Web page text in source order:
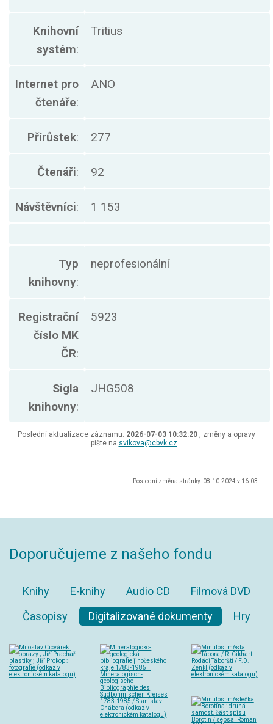
Knihovní
systém:
Tritius
Internet pro
čtenáře:
ANO
Přírůstek: 277
Čtenáři: 92
Návštěvníci: 1 153
Typ
knihovny:
neprofesionální
Registrační
číslo MK
ČR:
5923
Sigla
knihovny:
JHG508
Poslední aktualizace záznamu: 2026-07-03 10:32:20 , změny a opravy
pište na svikova@cbvk.cz
Poslední změna stránky: 08.10.2024 v 16.03
Doporučujeme z našeho fondu
Knihy E-knihy Audio CD
Filmová DVD
Časopisy
Digitalizované dokumenty Hry